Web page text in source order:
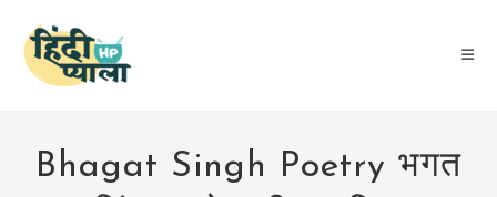
content
Bhagat Singh Poetry भगत